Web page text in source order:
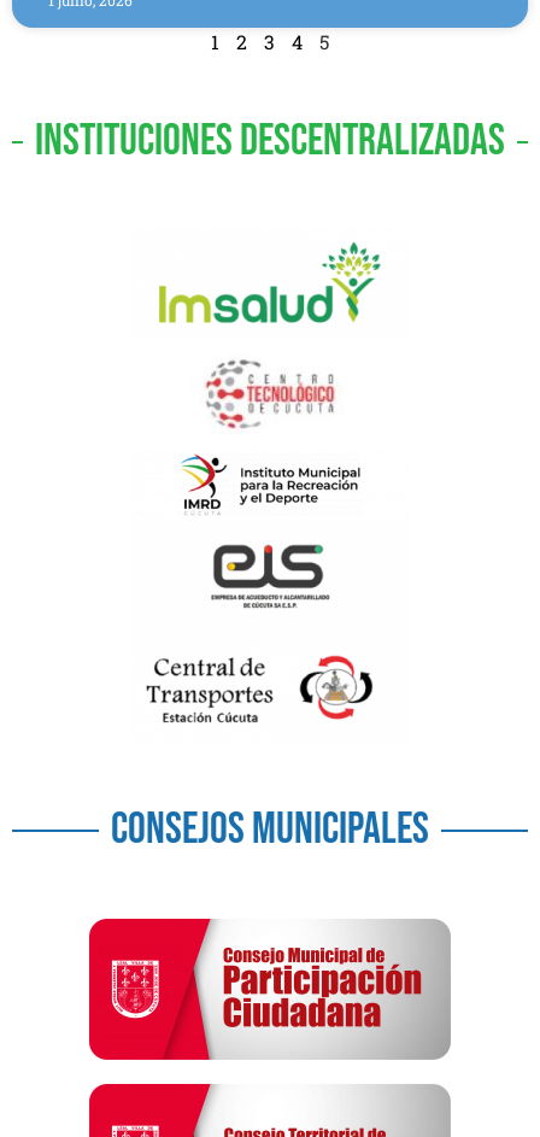
1 2 3 4 5
INSTITUCIONES DESCENTRALIZADAS
CONSEJOS MUNICIPALES